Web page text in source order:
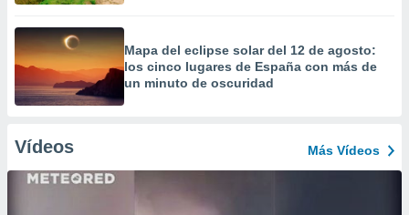
Mapa del eclipse solar del 12 de agosto:
los cinco lugares de España con más de
un minuto de oscuridad
Vídeos Más Vídeos